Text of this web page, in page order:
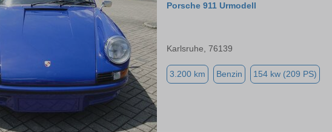
Porsche 911 Urmodell
Karlsruhe, 76139
3.200 km Benzin 154 kw (209 PS)